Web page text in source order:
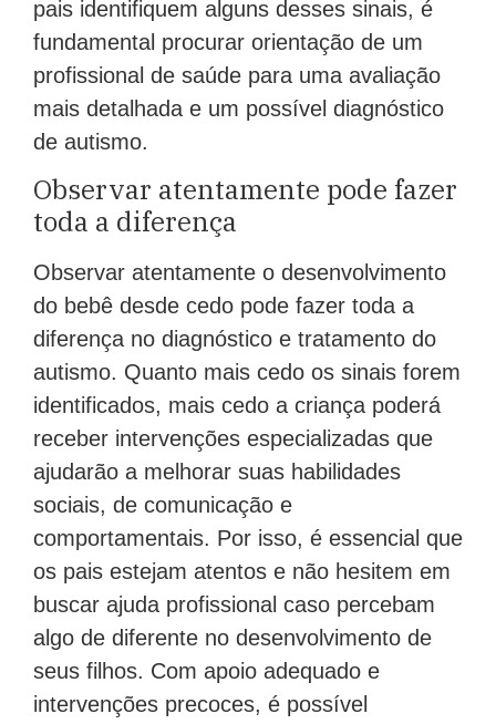
pais identifiquem alguns desses sinais, é
fundamental procurar orientação de um
profissional de saúde para uma avaliação
mais detalhada e um possível diagnóstico
de autismo.
Observar atentamente pode fazer
toda a diferença
Observar atentamente o desenvolvimento
do bebê desde cedo pode fazer toda a
diferença no diagnóstico e tratamento do
autismo. Quanto mais cedo os sinais forem
identificados, mais cedo a criança poderá
receber intervenções especializadas que
ajudarão a melhorar suas habilidades
sociais, de comunicação e
comportamentais. Por isso, é essencial que
os pais estejam atentos e não hesitem em
buscar ajuda profissional caso percebam
algo de diferente no desenvolvimento de
seus filhos. Com apoio adequado e
intervenções precoces, é possível